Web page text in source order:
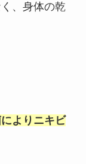
、身体の乾
よりニキビ